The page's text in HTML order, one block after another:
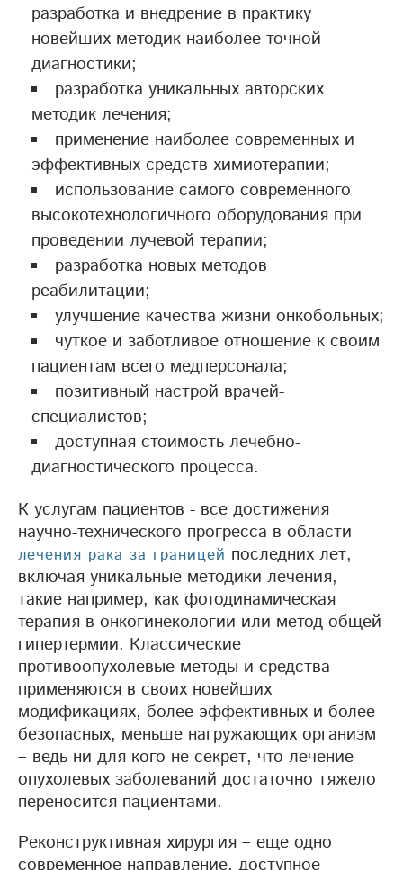
разработка и внедрение в практику
новейших методик наиболее точной
диагностики;
разработка уникальных авторских
методик лечения;
применение наиболее современных и
эффективных средств химиотерапии;
использование самого современного
высокотехнологичного оборудования при
проведении лучевой терапии;
разработка новых методов
реабилитации;
улучшение качества жизни онкобольных;
чуткое и заботливое отношение к своим
пациентам всего медперсонала;
позитивный настрой врачей-
специалистов;
доступная стоимость лечебно-
диагностического процесса.
К услугам пациентов - все достижения
научно-технического прогресса в области
лечения рака за границей последних лет,
включая уникальные методики лечения,
такие например, как фотодинамическая
терапия в онкогинекологии или метод общей
гипертермии. Классические
противоопухолевые методы и средства
применяются в своих новейших
модификациях, более эффективных и более
безопасных, меньше нагружающих организм
– ведь ни для кого не секрет, что лечение
опухолевых заболеваний достаточно тяжело
переносится пациентами.
Реконструктивная хирургия – еще одно
современное направление, доступное